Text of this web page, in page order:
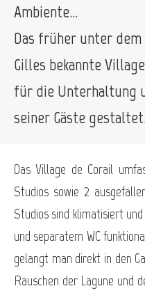
Ambiente…
Das früher unter dem
Gilles bekannte
für die Unterhaltung
seiner Gäste gestaltet.
Das Village de Corail
Studios sowie 2
Studios sind klimatisiert
und separatem WC
gelangt man direkt in den
Rauschen der Lagune und